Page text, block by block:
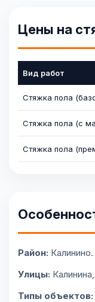
Цены на
Вид работ
Стяжка пола
Стяжка пола (с
Стяжка пола
Район:
Улицы:
Типы объектов: